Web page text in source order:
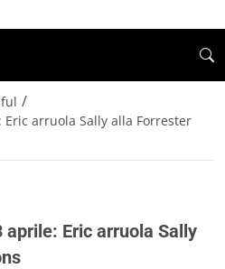
/
arruola Sally alla Forrester
Eric arruola Sally